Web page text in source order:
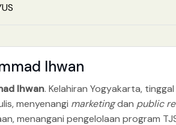
Ihwan
Ihwan. Kelahiran Yogyakarta,
menyenangi marketingdan public
menangani pengelolaan program